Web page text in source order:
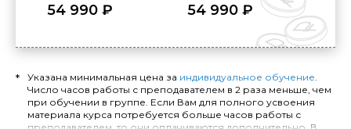
54 990 ₽ 54 990 ₽
Указана минимальная цена за индивидуальное обучение
Число часов работы с преподавателем в 2 раза меньше, чем
при обучении в группе. Если Вам для полного усвоения
материала курса потребуется больше часов работы с